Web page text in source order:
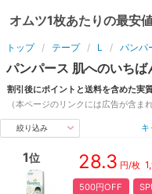
オムツ1枚あたりの最安
トップ テープ L パンパ
パンパース 肌へのいちば
割引後にポイントと送料を含めた実
（本ページのリンクには広告が含まれ
絞り込み キ
1位 28.3 円/枚
500円OFF